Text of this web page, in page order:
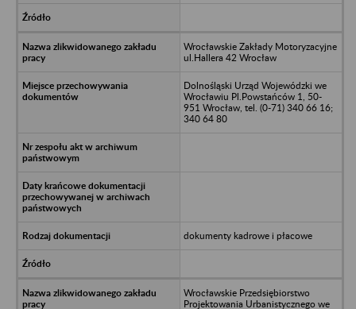
Wrocławskie Zakłady Motoryzacyjne
ul.Hallera 42 Wrocław
Dolnośląski Urząd Wojewódzki we
Wrocławiu Pl.Powstańców 1, 50-
951 Wrocław, tel. (0-71) 340 66 16;
340 64 80
dokumenty kadrowe i płacowe
Wrocławskie Przedsiębiorstwo
Projektowania Urbanistycznego we